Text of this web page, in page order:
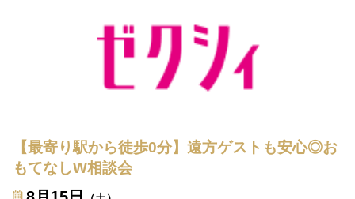
【最寄り駅から徒歩0分】遠方ゲストも安心◎お
もてなしW相談会